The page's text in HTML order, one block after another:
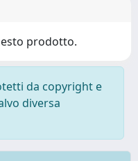
prodotto.
da copyright e
diversa